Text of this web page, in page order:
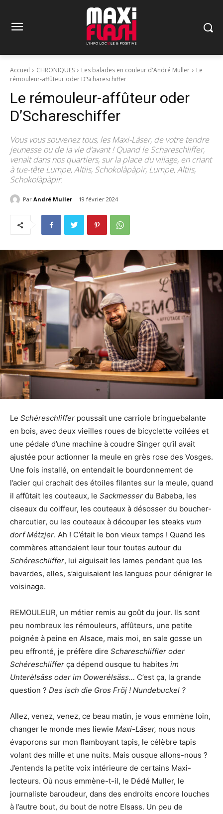
Accueil CHRONIQUES Les balades en couleur d'André Muller
Le
rémouleur-affûteur oder D’Schareschiffer
Le rémouleur-affûteur oder
D’Schareschiffer
Vous vous souvenez tous, les Maxi-Läser, de votre tendre
jeunesse ou de la vie d’avant ! Quand le Schareschliffer,
venait dans nos quartiers, sur la place du village, en criant
à tue-tête Lumpe, Altiis, Schokolàpàpir, Lumpe, Altiis,
Schokolàpàpir.
Par André Muller 19 février 2024
Le Schéreschliffer poussait une carriole bringuebalante
en bois, avec deux vieilles roues de bicyclette voilées et
une pédale d’une machine à coudre Singer qu’il avait
ajustée pour actionner la meule en grès rose des Vosges.
Une fois installé, on entendait le bourdonnement de
l’acier qui crachait des étoiles filantes sur la meule, quand
il affûtait les couteaux, le Sackmesser du Babeba, les
ciseaux du coiffeur, les couteaux à désosser du boucher-
charcutier, ou les couteaux à découper les steaks vum
dorf Métzjer. Ah ! C’était le bon vieux temps ! Quand les
commères attendaient leur tour toutes autour du
Schéreschliffer, lui aiguisait les lames pendant que les
bavardes, elles, s’aiguisaient les langues pour dénigrer le
voisinage.
REMOULEUR, un métier remis au goût du jour. Ils sont
peu nombreux les rémouleurs, affûteurs, une petite
poignée à peine en Alsace, mais moi, en sale gosse un
peu effronté, je préfère dire Schareschliffler oder
Schéreschliffer ça dépend ousque tu habites im
Unterèlsäss oder im Oowerélsäss… C’est ça, la grande
question ? Des isch die Gros Fröj ! Nundebuckel ?
Allez, venez, venez, ce beau matin, je vous emmène loin,
changer le monde mes liewie Maxi-Läser, nous nous
évaporons sur mon flamboyant tapis, le célèbre tapis
volant des mille et une nuits. Mais ousque allons-nous ?
J’entends la petite voix intérieure de certains Maxi-
lecteurs. Où nous emmène-t-il, le Dédé Muller, le
journaliste baroudeur, dans des endroits encore louches
à l’autre bout, du bout de notre Elsass. Un peu de